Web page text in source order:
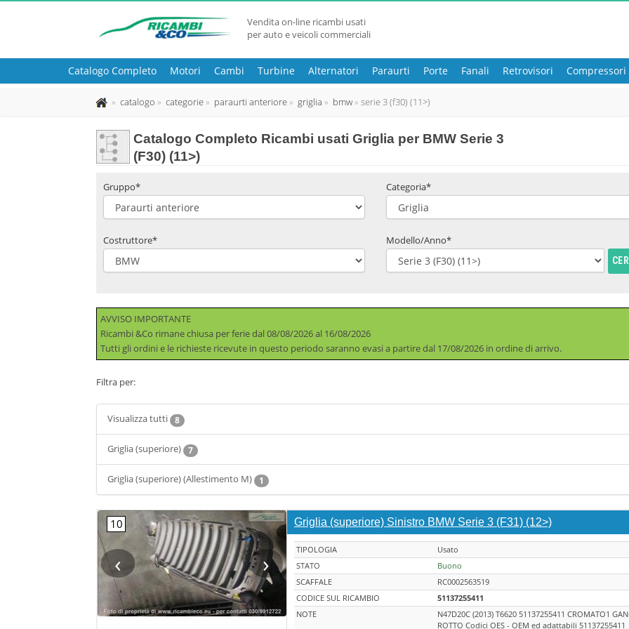
Vendita on-line ricambi usati
per auto e veicoli commerciali
Catalogo Completo Motori Cambi Turbine Alternatori Paraurti Porte Fanali Retrovisori Compressori
catalogo categorie paraurti anteriore griglia bmw serie 3 (f30) (11>)
Catalogo Completo Ricambi usati Griglia per BMW Serie 3
(F30) (11>)
Gruppo* Categoria*
Costruttore* Modello/Anno*
AVVISO IMPORTANTE
Ricambi &Co rimane chiusa per ferie dal 08/08/2026 al 16/08/2026
Tutti gli ordini e le richieste ricevute in questo periodo saranno evasi a partire dal 17/08/2026 in ordine di arrivo.
Filtra per:
Visualizza tutti 8
Griglia (superiore) 7
Griglia (superiore) (Allestimento M) 1
‹ ›
Griglia (superiore) Sinistro BMW Serie 3 (F31) (12>)
TIPOLOGIA
Usato
STATO
Buono
SCAFFALE
RC0002563519
CODICE SUL RICAMBIO
51137255411
NOTE
N47D20C (2013) T6620 51137255411 CROMATO1
ROTTO Codici OES - OEM ed adattabili 51137255411